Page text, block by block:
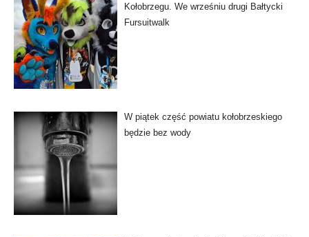
Kołobrzegu. We wrześniu drugi Bałtycki
Fursuitwalk
W piątek część powiatu kołobrzeskiego
będzie bez wody